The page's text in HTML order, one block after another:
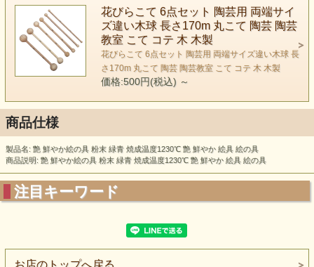
花びらこて 6点セット 陶芸用 両端サイ
ズ違い木球 長さ170m 丸こて 陶芸 陶芸
教室 こて コテ 木 木製
花びらこて 6点セット 陶芸用 両端サイズ違い木球 長
さ170m 丸こて 陶芸 陶芸教室 こて コテ 木 木製
価格:500円(税込) ～
商品仕様
製品名: 艶 鮮やか絵の具 粉末 緑青 焼成温度1230℃ 艶 鮮やか 絵具 絵の具
商品説明: 艶 鮮やか絵の具 粉末 緑青 焼成温度1230℃ 艶 鮮やか 絵具 絵の具
注目キーワード